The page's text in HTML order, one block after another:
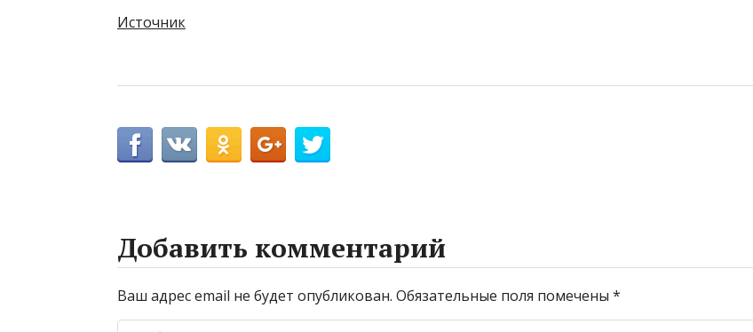
Источник
Добавить комментарий
Ваш адрес email не будет опубликован. Обязательные поля помечены *